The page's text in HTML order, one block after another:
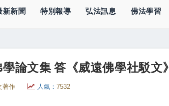
新新聞 特別報導 弘法訊息 佛法學習
論文集 答《威遠佛學社駁文》
著作 人氣： 7532